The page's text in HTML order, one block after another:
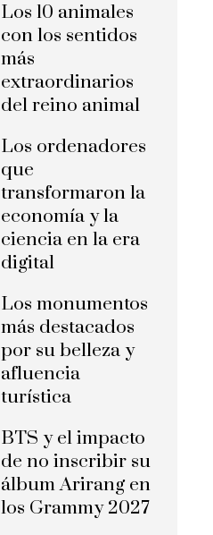
Los 10 animales
con los sentidos
más
extraordinarios
del reino animal
Los ordenadores
que
transformaron la
economía y la
ciencia en la era
digital
Los monumentos
más destacados
por su belleza y
afluencia
turística
BTS y el impacto
de no inscribir su
álbum Arirang en
los Grammy 2027